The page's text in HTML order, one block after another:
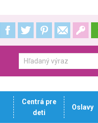
Centrá pre
deti
Oslavy